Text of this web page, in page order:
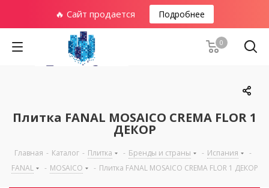
🔥 Сайт продается Подробнее
0
Плитка FANAL MOSAICO CREMA FLOR 1
ДЕКОР
Главная - Каталог - Плитка - Бренды и страны - Испания
-
FANAL
- MOSAICO - Плитка FANAL MOSAICO CREMA FLOR 1 ДЕКОР